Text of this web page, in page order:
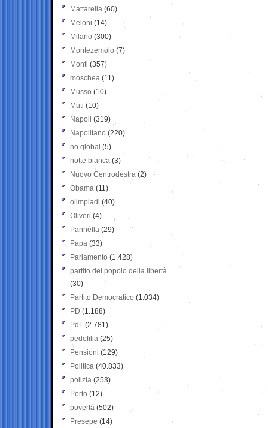
Mattarella (60)
Meloni (14)
Milano (300)
Montezemolo (7)
Monti (357)
moschea (11)
Musso (10)
Muti (10)
Napoli (319)
Napolitano (220)
no global (5)
notte bianca (3)
Nuovo Centrodestra (2)
Obama (11)
olimpiadi (40)
Oliveri (4)
Pannella (29)
Papa (33)
Parlamento (1.428)
partito del popolo della libertà
(30)
Partito Democratico (1.034)
PD (1.188)
PdL (2.781)
pedofilia (25)
Pensioni (129)
Politica (40.833)
polizia (253)
Porto (12)
povertà (502)
Presepe (14)